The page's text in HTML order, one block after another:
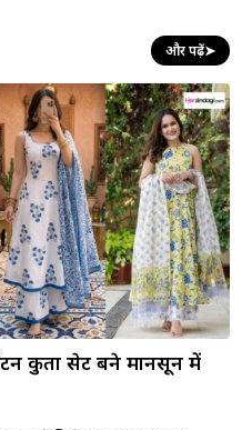
और पढ़ें➤
कुर्ता सेट बने मानसून में